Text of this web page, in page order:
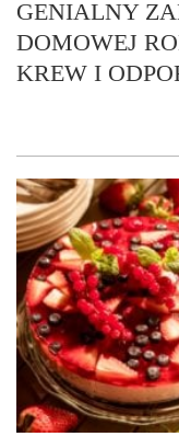
GENIALNY
DOMOWEJ
KREW I